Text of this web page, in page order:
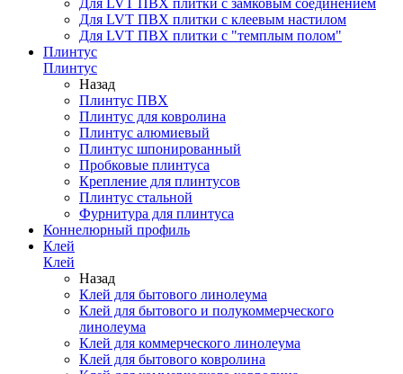
Для LVT ПВХ плитки с замковым соединением
Для LVT ПВХ плитки с клеевым настилом
Для LVT ПВХ плитки с "темплым полом"
Плинтус
Плинтус
Назад
Плинтус ПВХ
Плинтус для ковролина
Плинтус алюмиевый
Плинтус шпонированный
Пробковые плинтуса
Крепление для плинтусов
Плинтус стальной
Фурнитура для плинтуса
Коннелюрный профиль
Клей
Клей
Назад
Клей для бытового линолеума
Клей для бытового и полукоммерческого
линолеума
Клей для коммерческого линолеума
Клей для бытового ковролина